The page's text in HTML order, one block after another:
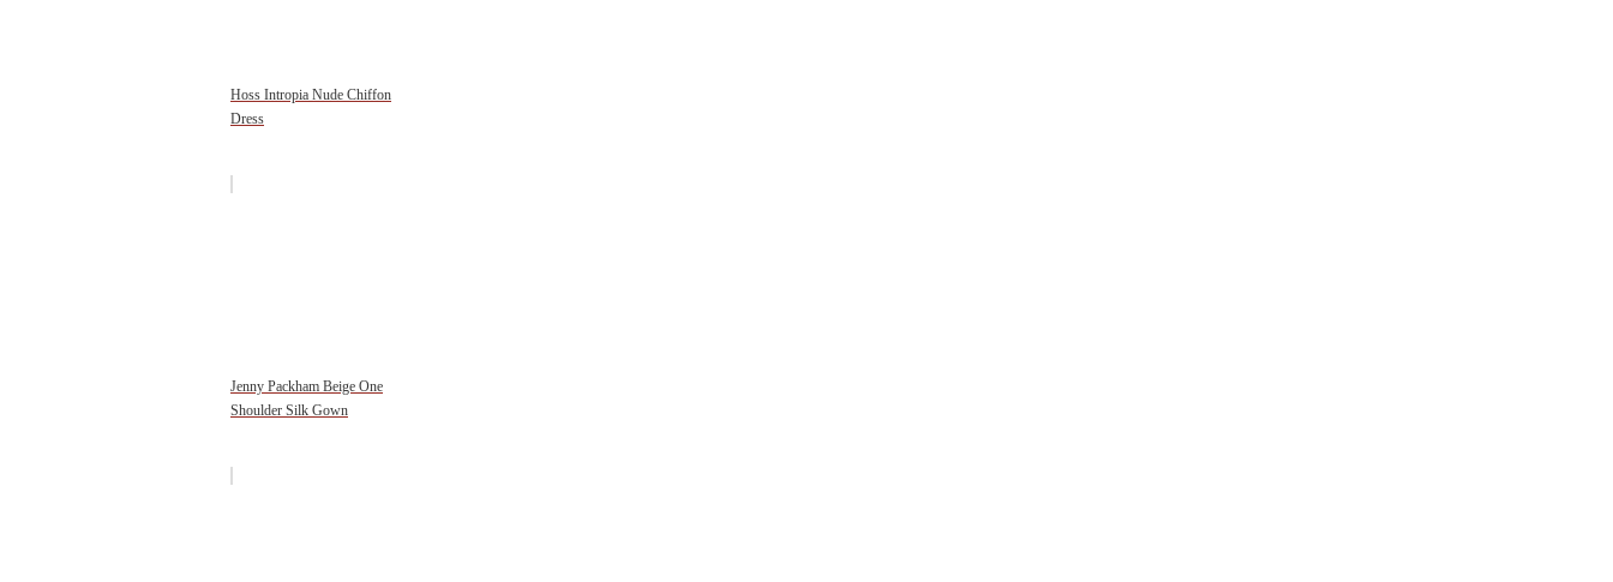
Hoss Intropia Nude Chiffon
Dress
Jenny Packham Beige One
Shoulder Silk Gown